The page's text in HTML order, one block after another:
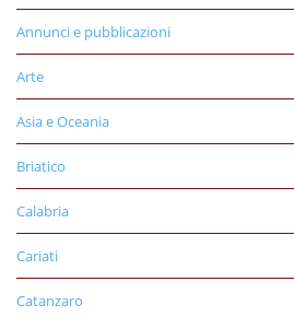
Annunci e pubblicazioni
Arte
Asia e Oceania
Briatico
Calabria
Cariati
Catanzaro